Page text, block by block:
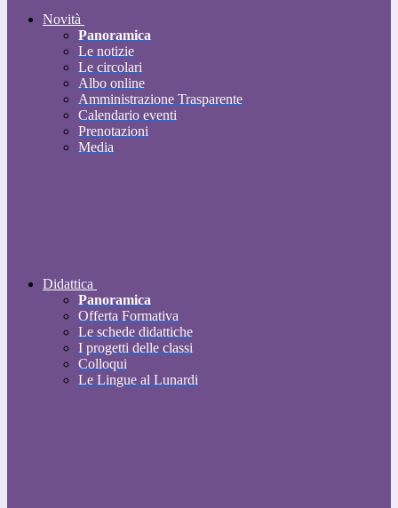
Novità
Panoramica
Le notizie
Le circolari
Albo online
Amministrazione Trasparente
Calendario eventi
Prenotazioni
Media
Didattica
Panoramica
Offerta Formativa
Le schede didattiche
I progetti delle classi
Colloqui
Le Lingue al Lunardi